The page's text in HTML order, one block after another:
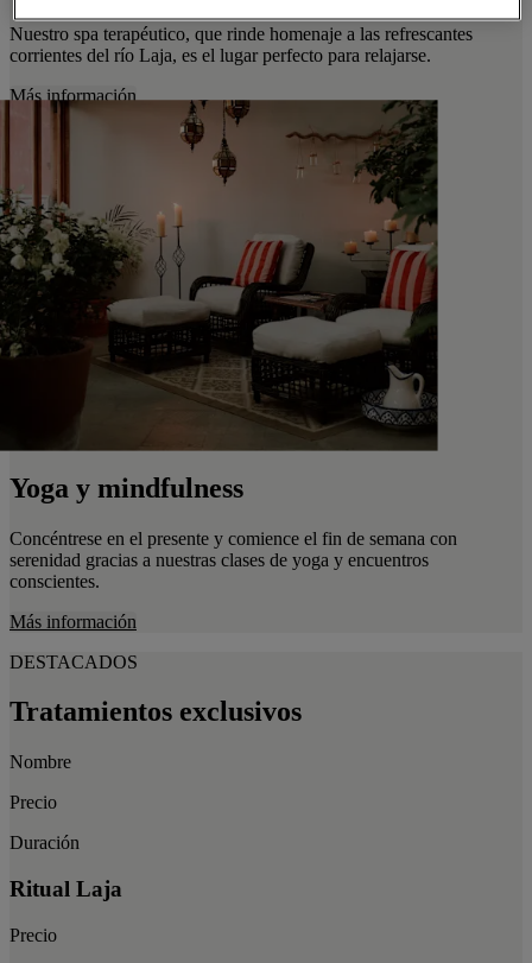
Nuestro spa terapéutico, que rinde homenaje a las refrescantes
corrientes del río Laja, es el lugar perfecto para relajarse.
Más información
Yoga y mindfulness
Concéntrese en el presente y comience el fin de semana con
serenidad gracias a nuestras clases de yoga y encuentros
conscientes.
Más información
DESTACADOS
Tratamientos exclusivos
Nombre
Precio
Duración
Ritual Laja
Precio